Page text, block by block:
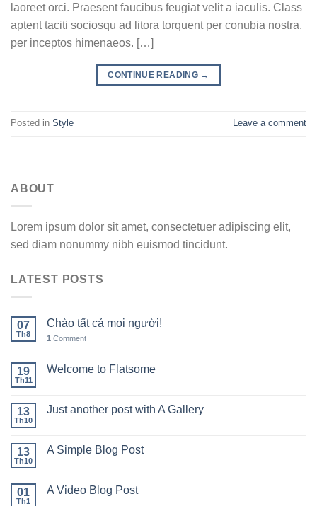
laoreet orci. Praesent faucibus feugiat velit a iaculis. Class
aptent taciti sociosqu ad litora torquent per conubia nostra,
per inceptos himenaeos. […]
CONTINUE READING →
Posted in Style Leave a comment
ABOUT
Lorem ipsum dolor sit amet, consectetuer adipiscing elit,
sed diam nonummy nibh euismod tincidunt.
LATEST POSTS
07
Th8
Chào tất cả mọi người!
1 Comment
19
Th11
Welcome to Flatsome
13
Th10
Just another post with A Gallery
13
Th10
A Simple Blog Post
01
Th1
A Video Blog Post